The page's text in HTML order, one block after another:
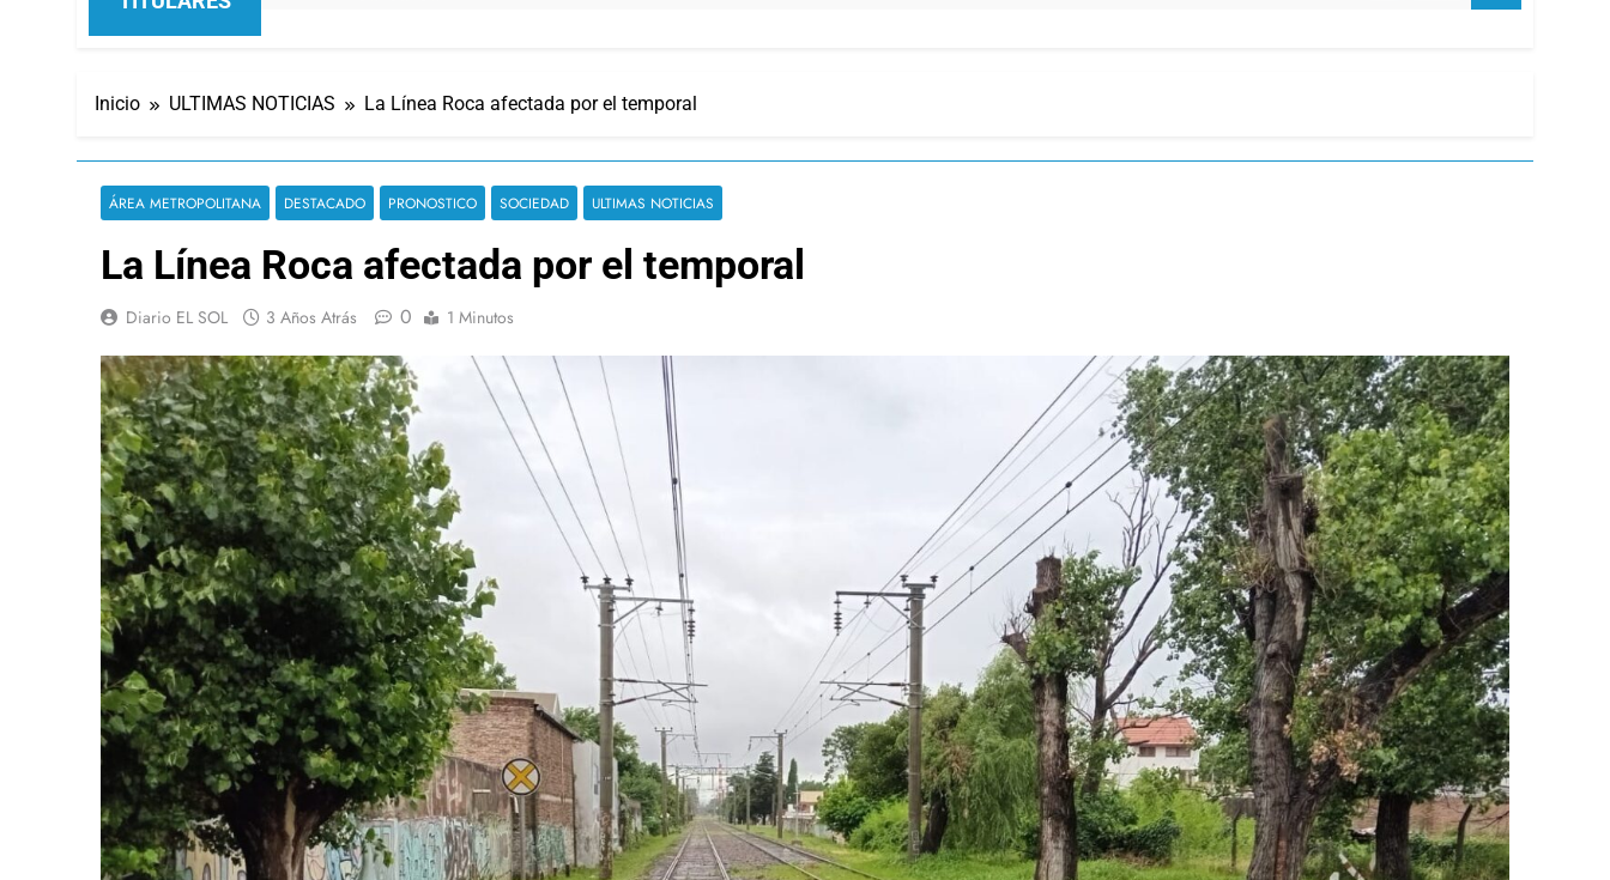
Inicio ULTIMAS NOTICIAS La Línea Roca afectada por el temporal
ÁREA METROPOLITANA DESTACADO PRONOSTICO SOCIEDAD ULTIMAS NOTICIAS
La Línea Roca afectada por el temporal
Diario EL SOL 3 Años Atrás 0 1 Minutos